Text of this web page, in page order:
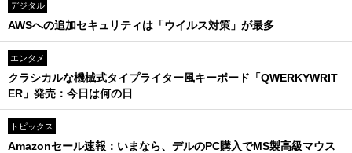
デジタル
AWSへの追加セキュリティは「ウイルス対策」が最多
エンタメ
クラシカルな機械式タイプライター風キーボード「QWERKYWRIT
ER」発売：今日は何の日
トピックス
Amazonセール速報：いまなら、デルのPC購入でMS製高級マウス